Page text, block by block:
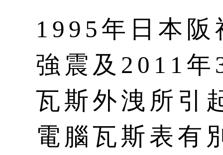
1995年日本
強震及2011
瓦斯外洩所引
電腦瓦斯表有